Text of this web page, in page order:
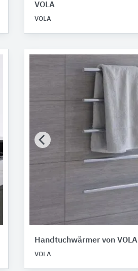
VOLA
VOLA
Handtuchwärmer von VOLA
VOLA